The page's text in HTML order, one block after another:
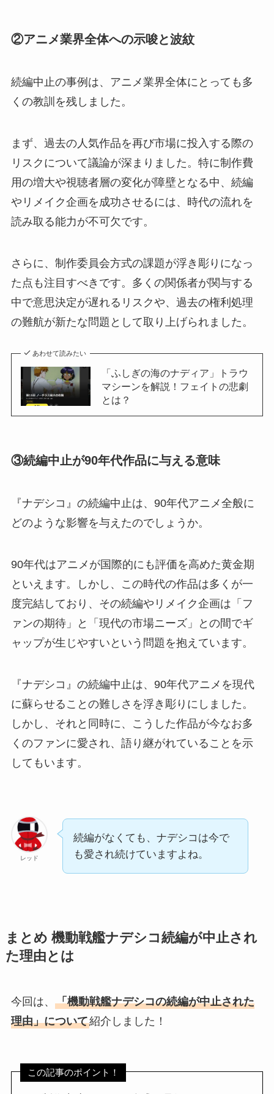
②アニメ業界全体への示唆と波紋
続編中止の事例は、アニメ業界全体にとっても多
くの教訓を残しました。
まず、過去の人気作品を再び市場に投入する際の
リスクについて議論が深まりました。特に制作費
用の増大や視聴者層の変化が障壁となる中、続編
やリメイク企画を成功させるには、時代の流れを
読み取る能力が不可欠です。
さらに、制作委員会方式の課題が浮き彫りになっ
た点も注目すべきです。多くの関係者が関与する
中で意思決定が遅れるリスクや、過去の権利処理
の難航が新たな問題として取り上げられました。
あわせて読みたい
「ふしぎの海のナディア」トラウ
マシーンを解説！フェイトの悲劇
とは？
③続編中止が90年代作品に与える意味
『ナデシコ』の続編中止は、90年代アニメ全般に
どのような影響を与えたのでしょうか。
90年代はアニメが国際的にも評価を高めた黄金期
といえます。しかし、この時代の作品は多くが一
度完結しており、その続編やリメイク企画は「フ
ァンの期待」と「現代の市場ニーズ」との間でギ
ャップが生じやすいという問題を抱えています。
『ナデシコ』の続編中止は、90年代アニメを現代
に蘇らせることの難しさを浮き彫りにしました。
しかし、それと同時に、こうした作品が今なお多
くのファンに愛され、語り継がれていることを示
してもいます。
レッド
続編がなくても、ナデシコは今で
も愛され続けていますよね。
まとめ 機動戦艦ナデシコ続編が中止され
た理由とは
今回は、 「機動戦艦ナデシコの続編が中止された
理由」について紹介しました！
この記事のポイント！